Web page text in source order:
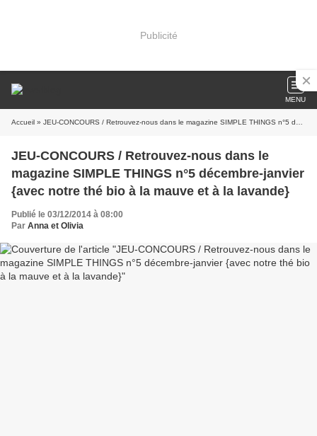
Publicité
MENU
Accueil » JEU-CONCOURS / Retrouvez-nous dans le magazine SIMPLE THINGS n°5 décembre-janvier {avec notre thé bio à la mauve et à la lavande}
JEU-CONCOURS / Retrouvez-nous dans le
magazine SIMPLE THINGS n°5 décembre-janvier
{avec notre thé bio à la mauve et à la lavande}
Publié le 03/12/2014 à 08:00
Par Anna et Olivia